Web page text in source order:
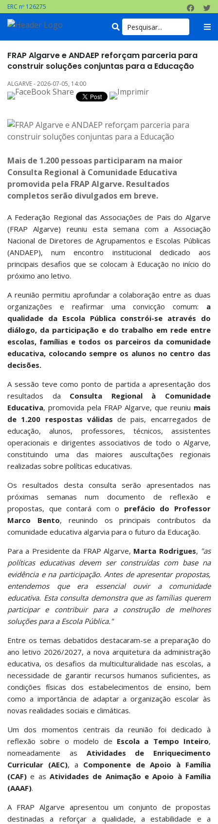
ERC nº 126275
FRAP Algarve e ANDAEP reforçam parceria para
construir soluções conjuntas para a Educação
ALGARVE - 2026-07-05, 14:00
Mais de 1.200 pessoas participaram na maior
Consulta Regional à Comunidade Educativa
promovida pela FRAP Algarve. Resultados
completos serão divulgados em breve.
A Federação Regional das Associações de Pais do Algarve
(FRAP Algarve) reuniu esta semana com a Associação
Nacional de Diretores de Agrupamentos e Escolas Públicas
(ANDAEP), num encontro institucional dedicado aos
principais desafios que se colocam à Educação no início do
próximo ano letivo.
A reunião permitiu aprofundar a colaboração entre as duas
organizações e reafirmar uma convicção comum: a
qualidade da Escola Pública constrói-se através do
diálogo, da participação e do trabalho em rede entre
escolas, famílias e todos os parceiros da comunidade
educativa, colocando sempre os alunos no centro das
decisões.
A sessão teve como ponto de partida a apresentação dos
resultados da Consulta Regional à Comunidade
Educativa, promovida pela FRAP Algarve, que reuniu mais
de 1.200 respostas válidasde pais, encarregados de
educação, alunos, professores, técnicos, assistentes
operacionais e dirigentes associativos de todo o Algarve,
constituindo uma das maiores auscultações regionais
realizadas sobre políticas educativas.
Os resultados desta consulta serão apresentados nas
próximas semanas num documento de reflexão e
propostas, que contará com o prefácio do Professor
Marco Bento, reunindo os principais contributos da
comunidade educativa algarvia para o futuro da Educação.
Para a Presidente da FRAP Algarve, Marta Rodrigues, "as
políticas educativas devem ser construídas com base na
evidência e na participação. Antes de apresentar propostas,
entendemos que era essencial ouvir a comunidade
educativa. Esta consulta demonstra que as famílias querem
participar e contribuir para a construção de melhores
soluções para a Escola Pública."
Entre os temas debatidos destacaram-se a preparação do
ano letivo 2026/2027, a nova arquitetura da administração
educativa, os desafios da multiculturalidade nas escolas, a
necessidade de garantir recursos humanos suficientes, as
condições físicas dos estabelecimentos de ensino, bem
como a importância de adaptar a organização escolar às
novas realidades sociais e climáticas.
Um dos momentos centrais da reunião foi dedicado à
reflexão sobre o modelo de Escola a Tempo Inteiro,
nomeadamente as Atividades de Enriquecimento
Curricular (AEC), a Componente de Apoio à Família
(CAF)e asAtividades de Animação e Apoio à Família
(AAAF).
A FRAP Algarve apresentou um conjunto de propostas
destinadas a reforçar a qualidade, a estabilidade e a